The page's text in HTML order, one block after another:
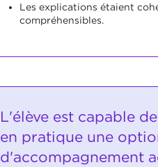
Les explications étaient
compréhensibles.
L'élève est capable
en pratique une
d'accompagnement